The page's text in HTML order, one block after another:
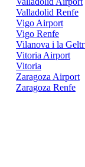
Valladolid Renfe
Vigo Airport
Vigo Renfe
Vilanova i la
Vitoria Airport
Vitoria
Zaragoza Airport
Zaragoza Renfe